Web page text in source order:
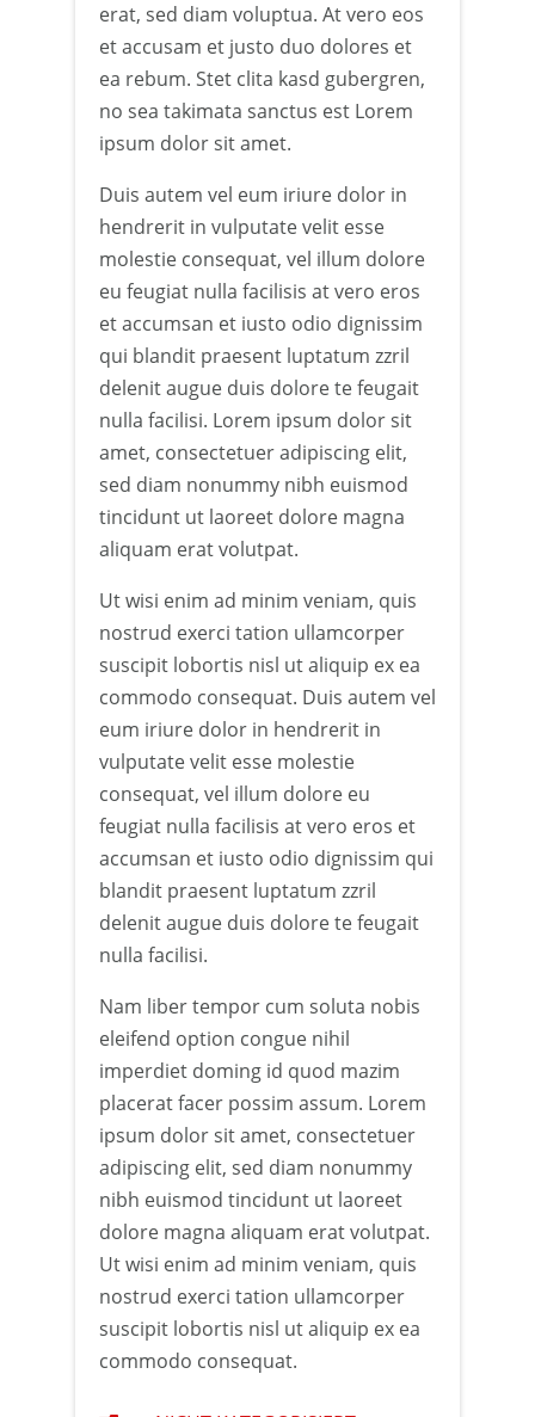
erat, sed diam voluptua. At vero eos
et accusam et justo duo dolores et
ea rebum. Stet clita kasd gubergren,
no sea takimata sanctus est Lorem
ipsum dolor sit amet.
Duis autem vel eum iriure dolor in
hendrerit in vulputate velit esse
molestie consequat, vel illum dolore
eu feugiat nulla facilisis at vero eros
et accumsan et iusto odio dignissim
qui blandit praesent luptatum zzril
delenit augue duis dolore te feugait
nulla facilisi. Lorem ipsum dolor sit
amet, consectetuer adipiscing elit,
sed diam nonummy nibh euismod
tincidunt ut laoreet dolore magna
aliquam erat volutpat.
Ut wisi enim ad minim veniam, quis
nostrud exerci tation ullamcorper
suscipit lobortis nisl ut aliquip ex ea
commodo consequat. Duis autem vel
eum iriure dolor in hendrerit in
vulputate velit esse molestie
consequat, vel illum dolore eu
feugiat nulla facilisis at vero eros et
accumsan et iusto odio dignissim qui
blandit praesent luptatum zzril
delenit augue duis dolore te feugait
nulla facilisi.
Nam liber tempor cum soluta nobis
eleifend option congue nihil
imperdiet doming id quod mazim
placerat facer possim assum. Lorem
ipsum dolor sit amet, consectetuer
adipiscing elit, sed diam nonummy
nibh euismod tincidunt ut laoreet
dolore magna aliquam erat volutpat.
Ut wisi enim ad minim veniam, quis
nostrud exerci tation ullamcorper
suscipit lobortis nisl ut aliquip ex ea
commodo consequat.